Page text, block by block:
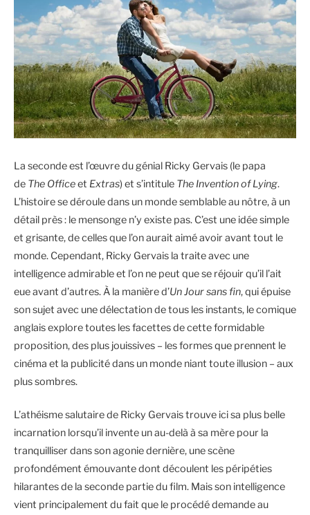
La seconde est l’œuvre du génial Ricky Gervais (le papa
de The Officeet Extras) et s’intitule The Invention of Lying.
L’histoire se déroule dans un monde semblable au nôtre, à un
détail près : le mensonge n’y existe pas. C’est une idée simple
et grisante, de celles que l’on aurait aimé avoir avant tout le
monde. Cependant, Ricky Gervais la traite avec une
intelligence admirable et l’on ne peut que se réjouir qu’il l’ait
eue avant d’autres. À la manière d’Un Jour sans fin, qui épuise
son sujet avec une délectation de tous les instants, le comique
anglais explore toutes les facettes de cette formidable
proposition, des plus jouissives – les formes que prennent le
cinéma et la publicité dans un monde niant toute illusion – aux
plus sombres.
L’athéisme salutaire de Ricky Gervais trouve ici sa plus belle
incarnation lorsqu’il invente un au-delà à sa mère pour la
tranquilliser dans son agonie dernière, une scène
profondément émouvante dont découlent les péripéties
hilarantes de la seconde partie du film. Mais son intelligence
vient principalement du fait que le procédé demande au